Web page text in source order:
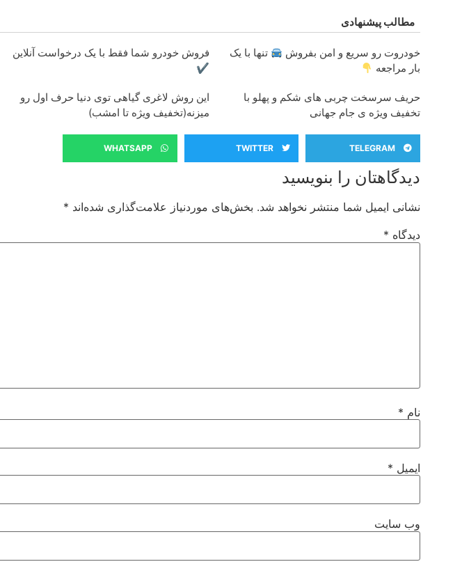
مطالب پیشنهادی
خودروت رو سریع و امن بفروش
تنها با یک
بار مراجعه
فروش خودرو شما فقط با یک درخواست آنلاین
✔
حریف سرسخت چربی های شکم و پهلو با
تخفیف ویژه ی جام جهانی
این روش لاغری گیاهی توی دنیا حرف اول رو
میزنه(تخفیف ویژه تا امشب)
TELEGRAM
TWITTER
WHATSAPP
دیدگاهتان را بنویسید
نشانی ایمیل شما منتشر نخواهد شد. بخش‌های موردنیاز علامت‌گذاری شده‌اند *
دیدگاه *
نام *
ایمیل *
وب‌ سایت